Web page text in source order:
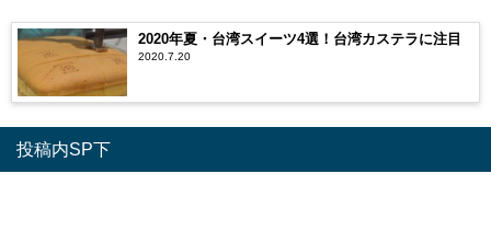
2020年夏・台湾スイーツ4選！台湾カステラに注目
2020.7.20
投稿内SP下